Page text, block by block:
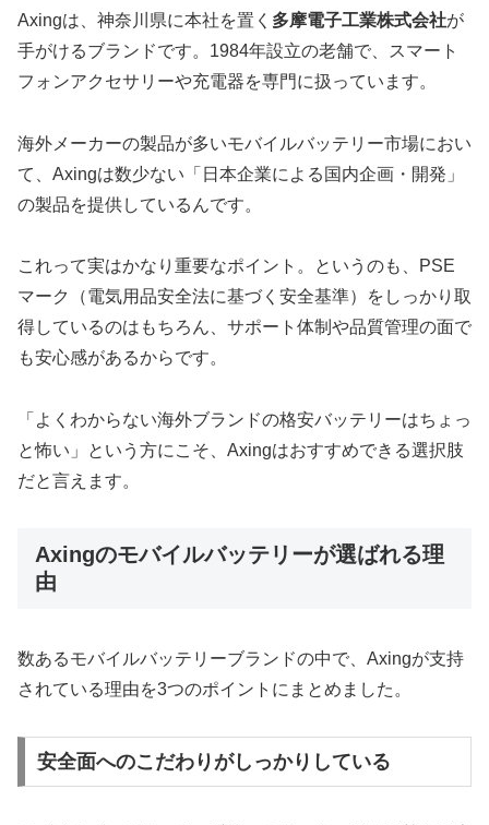
Axingは、神奈川県に本社を置く 多摩電子工業株式会社が
手がけるブランドです。1984年設立の老舗で、スマート
フォンアクセサリーや充電器を専門に扱っています。
海外メーカーの製品が多いモバイルバッテリー市場におい
て、Axingは数少ない「日本企業による国内企画・開発」
の製品を提供しているんです。
これって実はかなり重要なポイント。というのも、PSE
マーク（電気用品安全法に基づく安全基準）をしっかり取
得しているのはもちろん、サポート体制や品質管理の面で
も安心感があるからです。
「よくわからない海外ブランドの格安バッテリーはちょっ
と怖い」という方にこそ、Axingはおすすめできる選択肢
だと言えます。
Axingのモバイルバッテリーが選ばれる理
由
数あるモバイルバッテリーブランドの中で、Axingが支持
されている理由を3つのポイントにまとめました。
安全面へのこだわりがしっかりしている